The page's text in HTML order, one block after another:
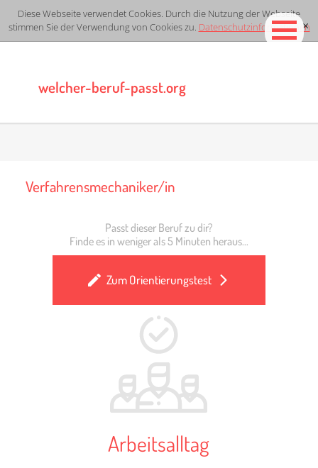
Diese Webseite verwendet Cookies. Durch die Nutzung der Webseite
stimmen Sie der Verwendung von Cookies zu. Datenschutzinformationen
[x]
welcher-beruf-passt.org
Verfahrensmechaniker/in
Passt dieser Beruf zu dir?
Finde es in weniger als 5 Minuten heraus...
Zum Orientierungstest
Arbeitsalltag